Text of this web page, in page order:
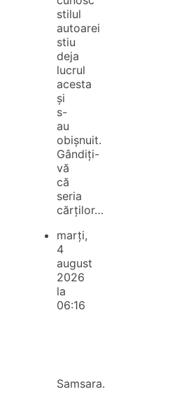
stilul
autoarei
stiu
deja
lucrul
acesta
și
s-
au
obișnuit.
Gândiți-
vă
că
seria
cărților…
marți,
4
august
2026
la
06:16
Samsara.